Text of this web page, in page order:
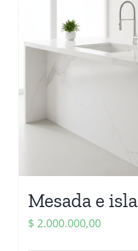
Mesada e isla
$ 2.000.000,00